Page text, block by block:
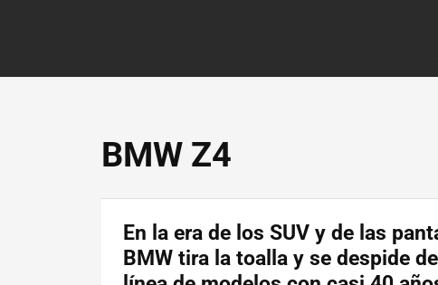
BMW Z4
En la era de los SUV y de las
BMW tira la toalla y se despide